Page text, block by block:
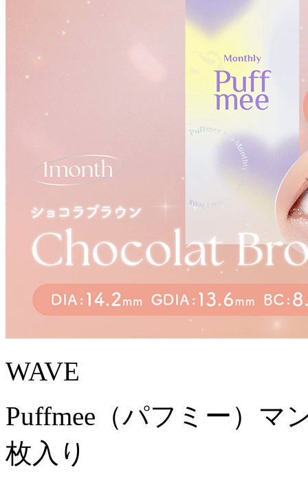
WAVE
Puffmee（パフミー）マ
枚入り